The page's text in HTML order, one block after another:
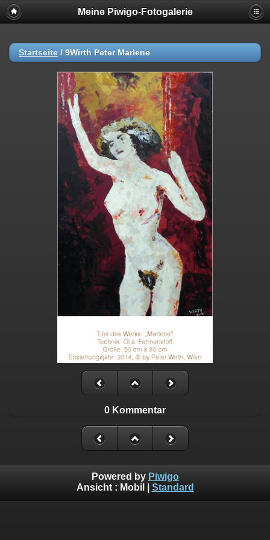
Meine Piwigo-Fotogalerie
Startseite / 9Wirth Peter Marlene
0 Kommentar
Powered by Piwigo
Ansicht : Mobil Standard